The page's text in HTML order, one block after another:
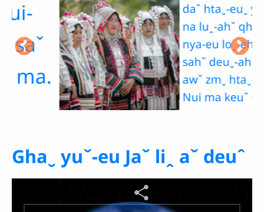
daˆ htaˬ-euˬ yawˬ jeˬ
na luꞈ-ahˇ qhaˇ gheh
nya-eu loꞈ-ehˇ yaw
sahˇ deuˬ-ahˇ shaˇ-
awˇ zmˬ htaˬ-euˬ ma.
Nui ma keuˆ qawꞈ,
laꞈ jeh maˬ miˇ-eu
ghaˬ-ahˇ maˬ ngehˬ
chawˬ keuˆ nya-ehˇ
zmˬ htaˬ-euˬ yawˬ jeˬ
na luꞈ ghaˇ duˬ iˬ baˇ
Ghaˬ yuˇ-eu Jaˇ liꞈ aˇ deuˆ